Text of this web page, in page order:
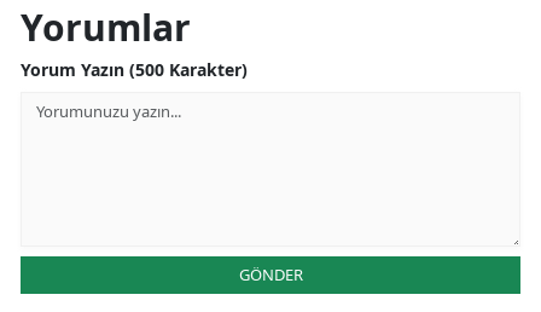
Yorumlar
Yorum Yazın (500 Karakter)
GÖNDER